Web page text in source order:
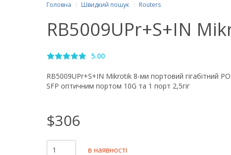
Головна Швидкий пошук Routers
RB5009UPr+S+IN
5.00
RB5009UPr+S+IN Mikrotik 8-ми портовий гігабітний
SFP оптичним портом 10G та 1 порт 2,5гіг
$306
в наявності